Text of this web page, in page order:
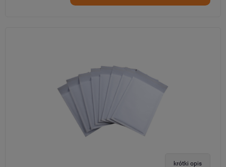
krótki opis